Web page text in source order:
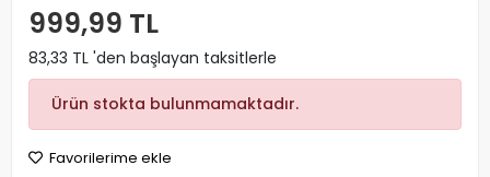
999,99 TL
83,33 TL 'den başlayan taksitlerle
Ürün stokta bulunmamaktadır.
Favorilerime ekle